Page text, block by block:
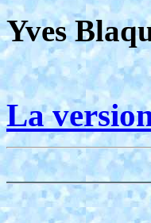
Yves
La